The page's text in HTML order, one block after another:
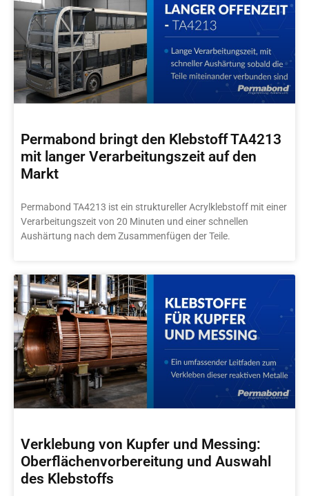
Permabond bringt den Klebstoff TA4213
mit langer Verarbeitungszeit auf den
Markt
Permabond TA4213 ist ein struktureller Acrylklebstoff mit einer
Verarbeitungszeit von 20 Minuten und einer schnellen
Aushärtung nach dem Zusammenfügen der Teile.
Verklebung von Kupfer und Messing:
Oberflächenvorbereitung und Auswahl
des Klebstoffs